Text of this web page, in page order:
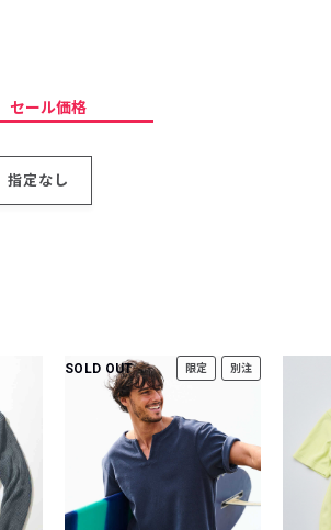
イバシーポリシー
セール価格
指定なし
SOLD OUT 限定 別注